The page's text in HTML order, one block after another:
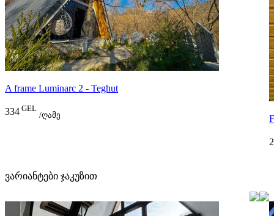
A frame Luminarc 2 - Teghut
334 GEL
/ღამე
ვარიანტები ჯაკუზით